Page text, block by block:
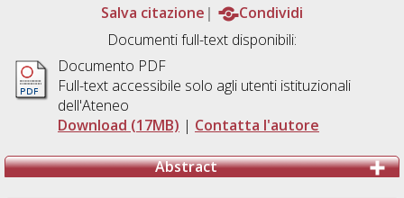
Salva citazione
Condividi
Documenti full-text disponibili:
Documento PDF
Full-text accessibile solo agli utenti istituzionali
dell'Ateneo
Download (17MB) | Contatta l'autore
Abstract